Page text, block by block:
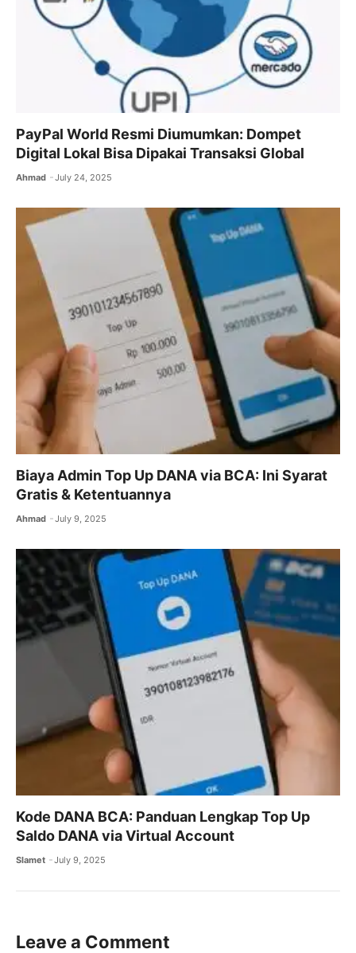
PayPal World Resmi Diumumkan: Dompet
Digital Lokal Bisa Dipakai Transaksi Global
Ahmad July 24, 2025
Biaya Admin Top Up DANA via BCA: Ini Syarat
Gratis & Ketentuannya
Ahmad July 9, 2025
Kode DANA BCA: Panduan Lengkap Top Up
Saldo DANA via Virtual Account
Slamet July 9, 2025
Leave a Comment